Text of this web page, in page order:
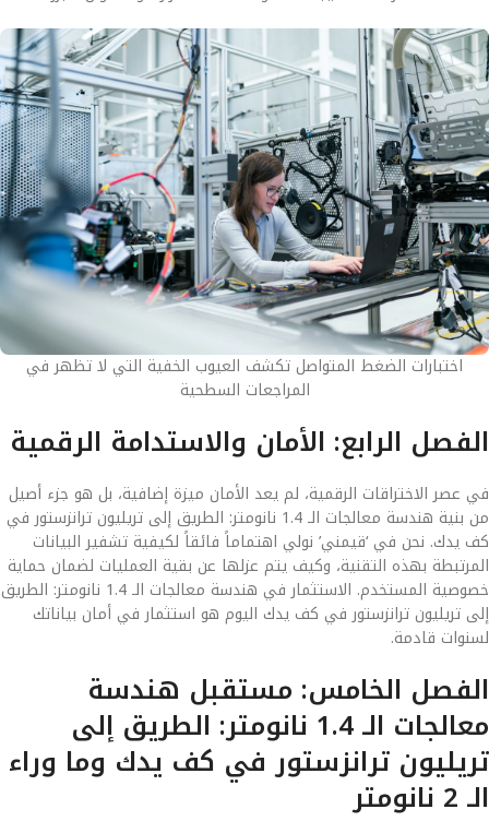
اختبارات الضغط المتواصل تكشف العيوب الخفية التي لا تظهر في
المراجعات السطحية
الفصل الرابع: الأمان والاستدامة الرقمية
في عصر الاختراقات الرقمية، لم يعد الأمان ميزة إضافية، بل هو جزء أصيل
من بنية هندسة معالجات الـ 1.4 نانومتر: الطريق إلى تريليون ترانزستور في
كف يدك. نحن في ‘قيمني’ نولي اهتماماً فائقاً لكيفية تشفير البيانات
المرتبطة بهذه التقنية، وكيف يتم عزلها عن بقية العمليات لضمان حماية
خصوصية المستخدم. الاستثمار في هندسة معالجات الـ 1.4 نانومتر: الطريق
إلى تريليون ترانزستور في كف يدك اليوم هو استثمار في أمان بياناتك
لسنوات قادمة.
الفصل الخامس: مستقبل هندسة
معالجات الـ 1.4 نانومتر: الطريق إلى
تريليون ترانزستور في كف يدك وما وراء
الـ 2 نانومتر